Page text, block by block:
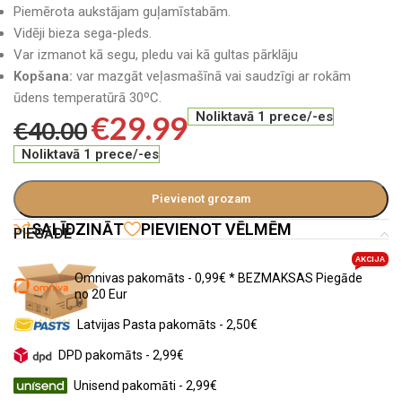
Piemērota aukstājam guļamīstabām.
Vidēji bieza sega-pleds.
Var izmanot kā segu, pledu vai kā gultas pārklāju
Kopšana: var mazgāt veļasmašīnā vai saudzīgi ar rokām
ūdens temperatūrā 30ºC.
€40.00€29.99 Noliktavā 1 prece/-es
Noliktavā 1 prece/-es
Pievienot grozam
SALĪDZINĀT PIEVIENOT VĒLMĒM
PIEGĀDE
Omnivas pakomāts - 0,99€ * BEZMAKSAS Piegāde
no 20 Eur
AKCIJA
Latvijas Pasta pakomāts - 2,50€
DPD pakomāts - 2,99€
Unisend pakomāti - 2,99€